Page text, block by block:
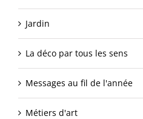
Jardin
La déco par tous les sens
Messages au fil de l'année
Métiers d'art